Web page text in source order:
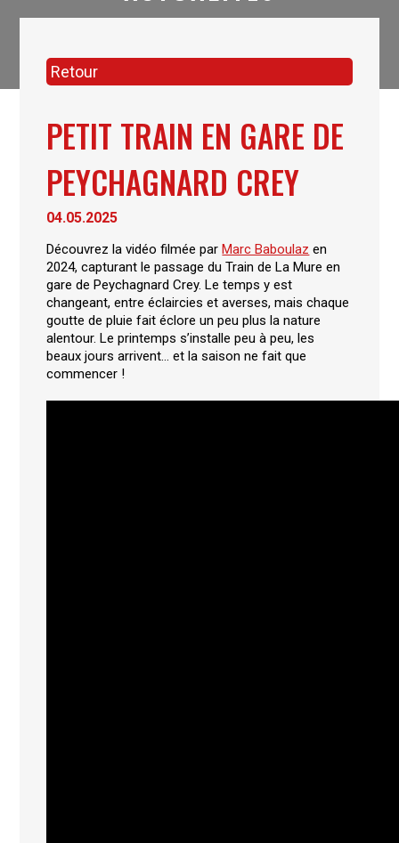
Retour
PETIT TRAIN EN GARE DE
PEYCHAGNARD CREY
04.05.2025
Découvrez la vidéo filmée parMarc Baboulaz en
2024, capturant le passage du Train de La Mure en
gare de Peychagnard Crey. Le temps y est
changeant, entre éclaircies et averses, mais chaque
goutte de pluie fait éclore un peu plus la nature
alentour. Le printemps s’installe peu à peu, les
beaux jours arrivent… et la saison ne fait que
commencer !